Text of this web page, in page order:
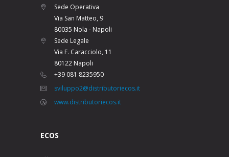
Sede Operativa
Via San Matteo, 9
80035 Nola - Napoli
Sede Legale
Via F. Caracciolo, 11
80122 Napoli
+39 081 8235950
sviluppo2@distributoriecos.it
www.distributoriecos.it
ECOS